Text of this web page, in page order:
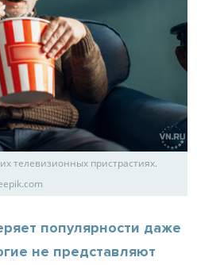
телевизионных пристрастиях.
популярности даже
не представляют